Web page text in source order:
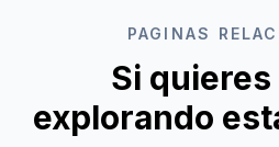
PAGINAS
Si
explorando